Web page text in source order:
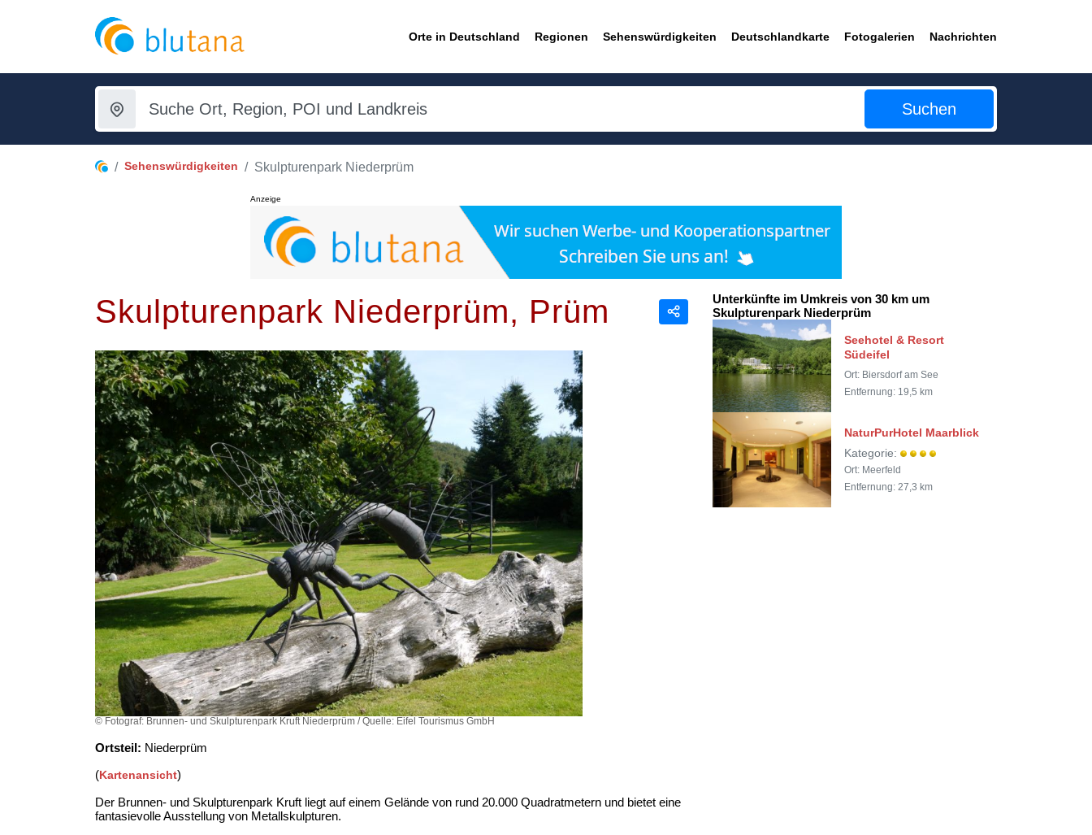
Orte in Deutschland Regionen Sehenswürdigkeiten Deutschlandkarte Fotogalerien Nachrichten
Suchen
Sehenswürdigkeiten Skulpturenpark Niederprüm
Anzeige
Skulpturenpark Niederprüm, Prüm Teilen
© Fotograf: Brunnen- und Skulpturenpark Kruft Niederprüm / Quelle: Eifel Tourismus GmbH
Ortsteil: Niederprüm
(Kartenansicht)
Der Brunnen- und Skulpturenpark Kruft liegt auf einem Gelände von rund 20.000 Quadratmetern und bietet eine
fantasievolle Ausstellung von Metallskulpturen.
Unterkünfte im Umkreis von 30 km um
Skulpturenpark Niederprüm
Seehotel & Resort
Südeifel
Ort: Biersdorf am See
Entfernung: 19,5 km
NaturPurHotel Maarblick
Kategorie:
Ort: Meerfeld
Entfernung: 27,3 km